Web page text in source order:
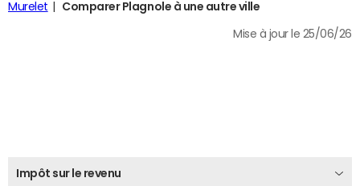
Murelet
Comparer Plagnole à une autre ville
Mise à jour le 25/06/26
Impôt sur le revenu